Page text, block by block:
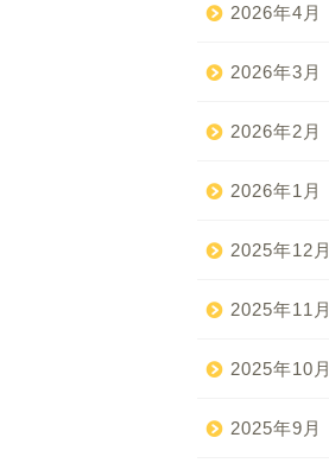
2026年4月
2026年3月
2026年2月
2026年1月
2025年12月
2025年11月
2025年10月
2025年9月